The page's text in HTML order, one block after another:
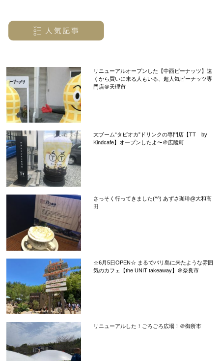
リニューアルオープンした【中西ピーナッツ】遠
くから買いに来る人もいる、超人気ピーナッツ専
門店＠天理市
大ブーム“タピオカ”ドリンクの専門店【TT by
Kindcafe】オープンしたよ〜＠広陵町
さっそく行ってきました(^^) あずさ珈琲@大和高
田
☆6月5日OPEN☆ まるでバリ島に来たような雰囲
気のカフェ【the UNIT takeaway】＠奈良市
リニューアルした！ごろごろ広場！＠御所市